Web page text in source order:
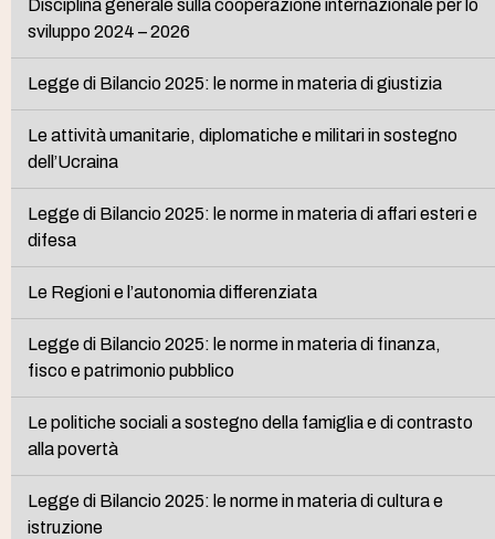
Disciplina generale sulla cooperazione internazionale per lo
sviluppo 2024 – 2026
Legge di Bilancio 2025: le norme in materia di giustizia
Le attività umanitarie, diplomatiche e militari in sostegno
dell’Ucraina
Legge di Bilancio 2025: le norme in materia di affari esteri e
difesa
Le Regioni e l’autonomia differenziata
Legge di Bilancio 2025: le norme in materia di finanza,
fisco e patrimonio pubblico
Le politiche sociali a sostegno della famiglia e di contrasto
alla povertà
Legge di Bilancio 2025: le norme in materia di cultura e
istruzione